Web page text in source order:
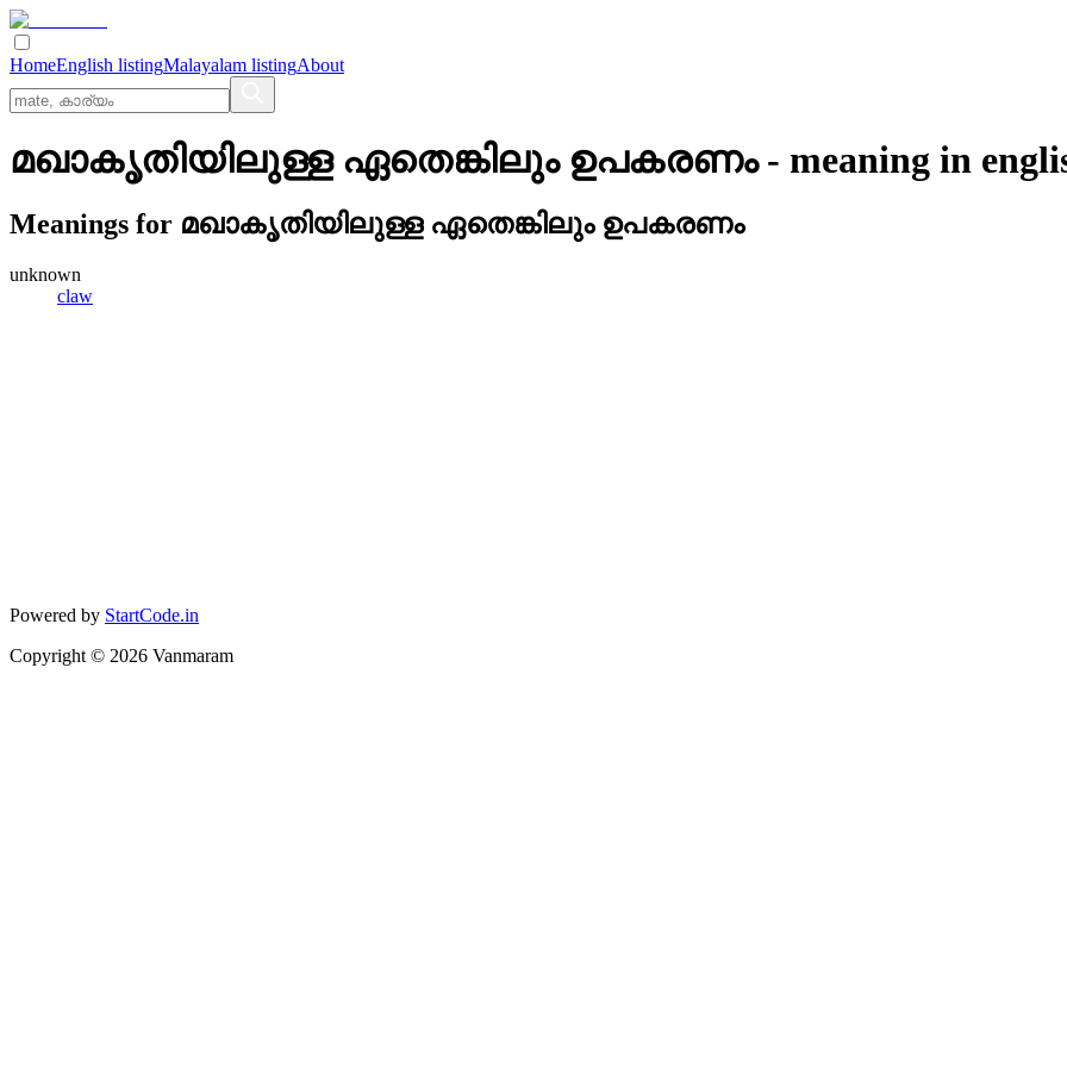
HomeEnglish listingMalayalam listingAbout
മഖാകൃതിയിലുള്ള ഏതെങ്കിലും ഉപകരണം- meaning in
Meanings for മഖാകൃതിയിലുള്ള ഏതെങ്കിലും ഉപകരണം
unknown
claw
Powered by StartCode.in
Copyright © 2026 Vanmaram